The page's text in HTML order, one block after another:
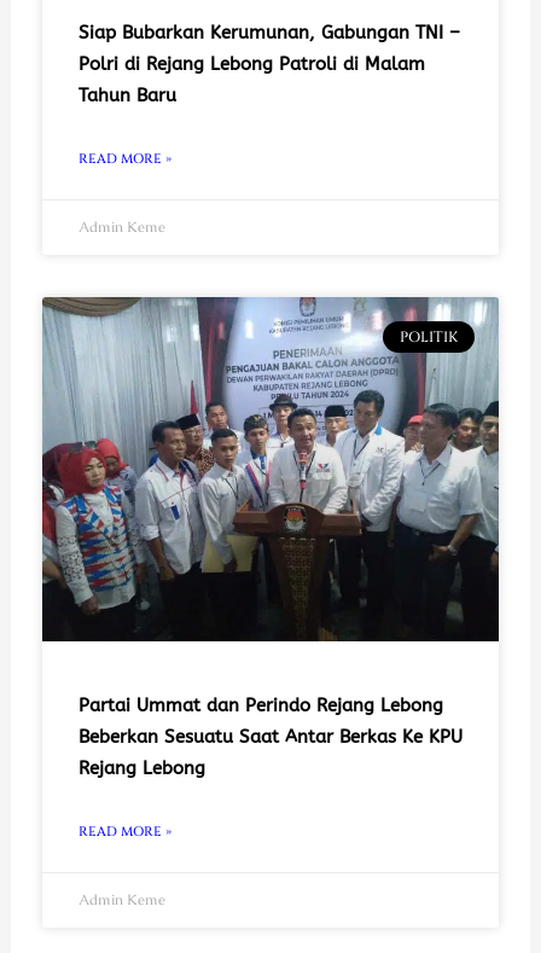
Siap Bubarkan Kerumunan, Gabungan TNI –
Polri di Rejang Lebong Patroli di Malam
Tahun Baru
READ MORE »
Admin Keme
POLITIK
Partai Ummat dan Perindo Rejang Lebong
Beberkan Sesuatu Saat Antar Berkas Ke KPU
Rejang Lebong
READ MORE »
Admin Keme